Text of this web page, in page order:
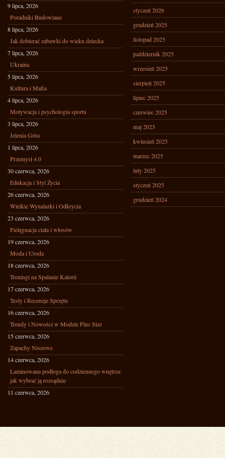
9 lipca, 2026
Poradniki Budowlane
8 lipca, 2026
Jak dobierać zabawki do wieku dziecka
7 lipca, 2026
Ukraina
5 lipca, 2026
Kultura i Mafia
4 lipca, 2026
Motywacja i psychologia sportu
3 lipca, 2026
Jelenia Góra
1 lipca, 2026
Przemysł 4.0
30 czerwca, 2026
Edukacja i Styl Życia
26 czerwca, 2026
Wielkie Wynalazki i Odkrycia
23 czerwca, 2026
Pielęgnacja ciała i włosów
19 czerwca, 2026
Moda i Uroda
18 czerwca, 2026
Treningi na Spalanie Kalorii
17 czerwca, 2026
Testy i Recenzje Sprzętu
16 czerwca, 2026
Trendy i Nowości w Modzie Plus Size
15 czerwca, 2026
Zapachy Niszowe
14 czerwca, 2026
Laminowana podłoga do codziennego wnętrza:
jak wybrać ją rozsądnie
11 czerwca, 2026
styczeń 2026
grudzień 2025
listopad 2025
październik 2025
wrzesień 2025
sierpień 2025
lipiec 2025
czerwiec 2025
maj 2025
kwiecień 2025
marzec 2025
luty 2025
styczeń 2025
grudzień 2024